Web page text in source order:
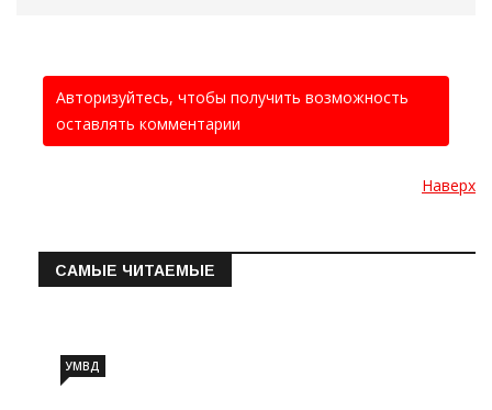
Авторизуйтесь, чтобы получить возможность
оставлять комментарии
Наверх
САМЫЕ ЧИТАЕМЫЕ
УМВД